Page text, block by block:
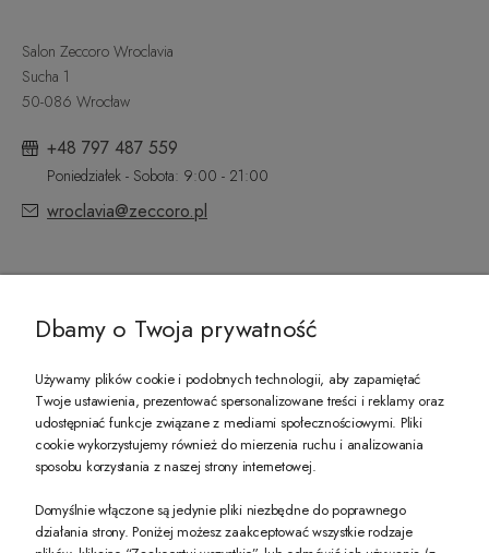
Salon Zeccoro Wroclavia
Sucha 1
50-086 Wrocław
+48 797 487 559
Poniedziałek - Sobota: 9:00 - 21:00
wroclavia@zeccoro.pl
PREZENT DLA CIEBIE!
-10% na pierwsze zakupy na zeccoro.pl Gdy zapiszesz się do naszego
Dbamy o Twoja prywatność
Używamy plików cookie i podobnych technologii, aby zapamiętać
Twoje ustawienia, prezentować spersonalizowane treści i reklamy oraz
udostępniać funkcje związane z mediami społecznościowymi. Pliki
cookie wykorzystujemy również do mierzenia ruchu i analizowania
sposobu korzystania z naszej strony internetowej.
Domyślnie włączone są jedynie pliki niezbędne do poprawnego
działania strony. Poniżej możesz zaakceptować wszystkie rodzaje